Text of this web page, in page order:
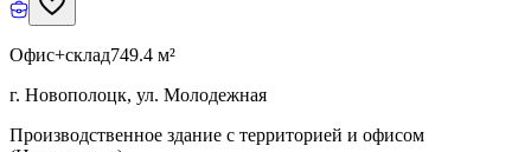
Офис+склад749.4 м²
г. Новополоцк, ул. Молодежная
Производственное здание с территорией и офисом